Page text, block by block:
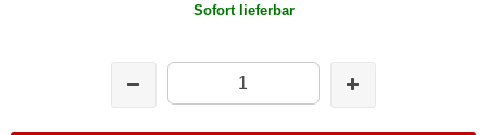
Sofort lieferbar